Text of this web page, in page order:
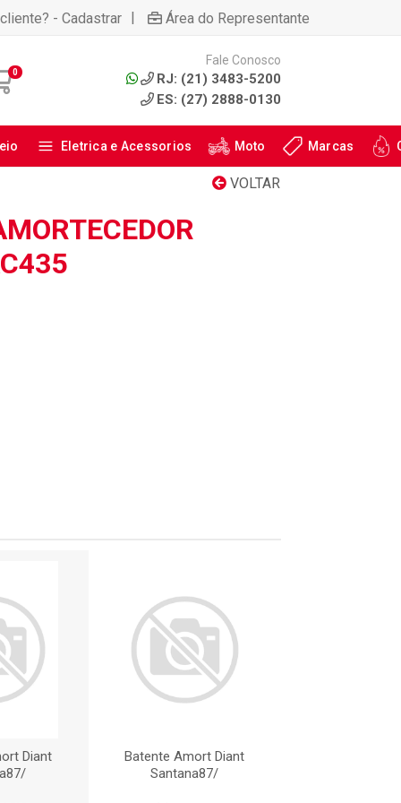
- Cadastrar | Área do Representante
0
Fale Conosco
RJ: (21) 3483-5200
ES: (27) 2888-0130
Eletrica e Acessorios Moto Marcas
VOLTAR
Diant
Batente Amort Diant
Santana87/